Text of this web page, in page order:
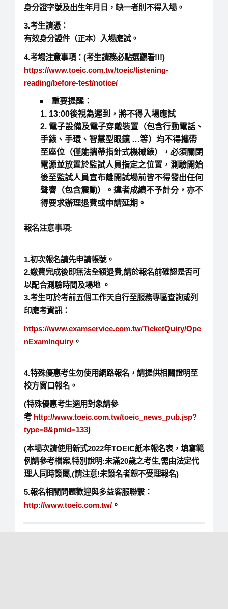
身分證字號及出生年月日，缺一者則不得入場。
3.考生請憑：
有效身分證件（正本） 入場應試。
4.考場注意事項： (考生請務必點選觀看!!!)
https://www.toeic.com.tw/toeic/listening-
reading/before-test/notice/
重要提醒：
1. 13:00後視為遲到，將不得入場應試
2. 電子設備及電子穿戴裝置（包含行動電話、
手錶、手環、智慧型眼鏡 …等）均不得攜帶
至座位（僅能攜帶指針式機械錶），必須關閉
電源並放置於監試人員指定之位置，測驗開始
後至監試人員宣布離開試場前皆不得發出任何
聲響（包含震動）。違者成績不予計分，亦不
得要求辦理退費或申請延期。
報名注意事項:
1.初次報名請先申請帳號。
2.繳費完成後即無法全額退費,請於報名前確認是否可
以配合測驗時間及場地 。
3.考生可於考前五個工作天自行至服務專區查詢或列
印應考資訊：
https://www.examservice.com.tw/TicketQuiry/Ope
nExamInquiry。
4.特殊優惠考生勿使用網路報名，請提供相關證明至
校方窗口報名。
(特殊優惠考生適用對象請參
考 http://www.toeic.com.tw/toeic_news_pub.jsp?
type=8&pmid=133)
(本場次請使用新式2022年TOEIC紙本報名表，填寫範
例請參考檔案,特別說明:未滿20歲之考生,需由法定代
理人同時簽屬,(請注意!未簽名者恕不受理報名)
5.報名相關問題歡迎與多益客服聯繫：
http://www.toeic.com.tw/。